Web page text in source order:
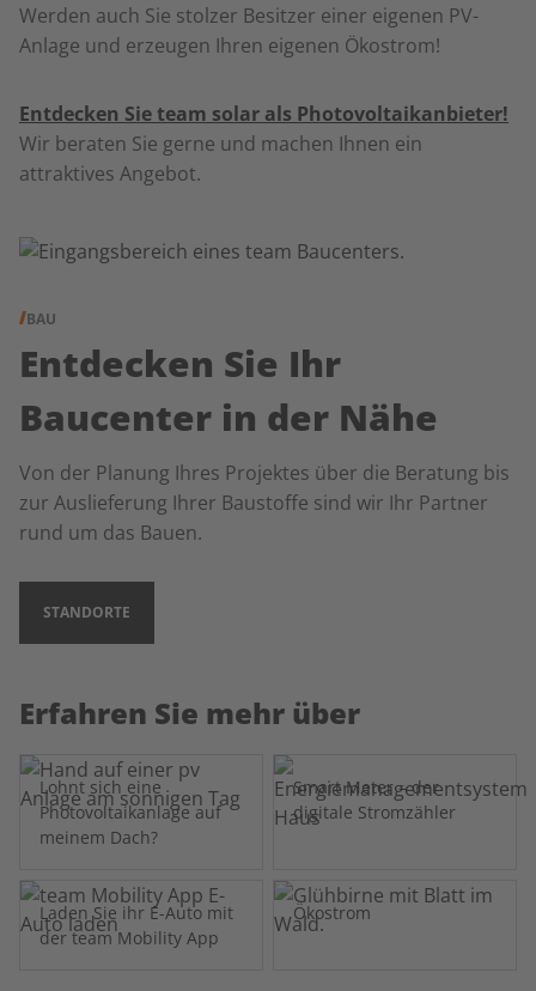
Werden auch Sie stolzer Besitzer einer eigenen PV-
Anlage und erzeugen Ihren eigenen Ökostrom!
Entdecken Sie team solar als Photovoltaikanbieter!
Wir beraten Sie gerne und machen Ihnen ein
attraktives Angebot.
BAU
Entdecken Sie Ihr
Baucenter in der Nähe
Von der Planung Ihres Projektes über die Beratung bis
zur Auslieferung Ihrer Baustoffe sind wir Ihr Partner
rund um das Bauen.
STANDORTE
Erfahren Sie mehr über
Lohnt sich eine
Photovoltaikanlage auf
meinem Dach?
Smart Meter – der
digitale Stromzähler
Laden Sie ihr E-Auto mit
der team Mobility App
Ökostrom